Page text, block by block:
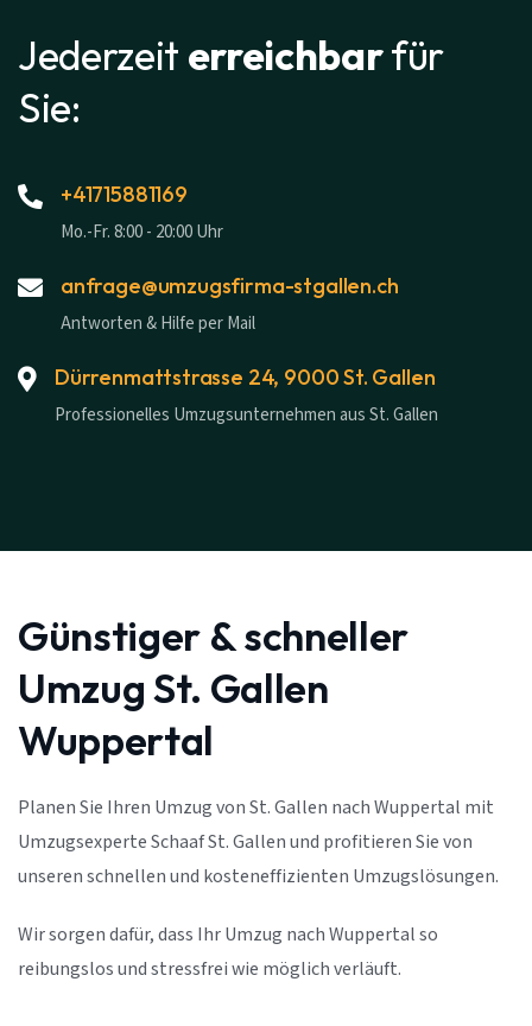
Jederzeit erreichbarfür
Sie:
+41715881169
Mo.-Fr. 8:00 - 20:00 Uhr
anfrage@umzugsfirma-stgallen.ch
Antworten & Hilfe per Mail
Dürrenmattstrasse 24, 9000 St. Gallen
Professionelles Umzugsunternehmen aus St. Gallen
Günstiger & schneller
Umzug St. Gallen
Wuppertal
Planen Sie Ihren Umzug von St. Gallen nach Wuppertal mit
Umzugsexperte Schaaf St. Gallen und profitieren Sie von
unseren schnellen und kosteneffizienten Umzugslösungen.
Wir sorgen dafür, dass Ihr Umzug nach Wuppertal so
reibungslos und stressfrei wie möglich verläuft.